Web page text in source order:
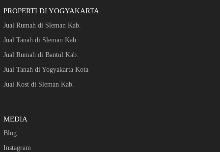
PROPERTI DI YOGYAKARTA
Jual Rumah di Sleman Kab.
Jual Tanah di Sleman Kab.
Jual Rumah di Bantul Kab.
Jual Tanah di Yogyakarta Kota
Jual Kost di Sleman Kab.
MEDIA
Blog
Instagram